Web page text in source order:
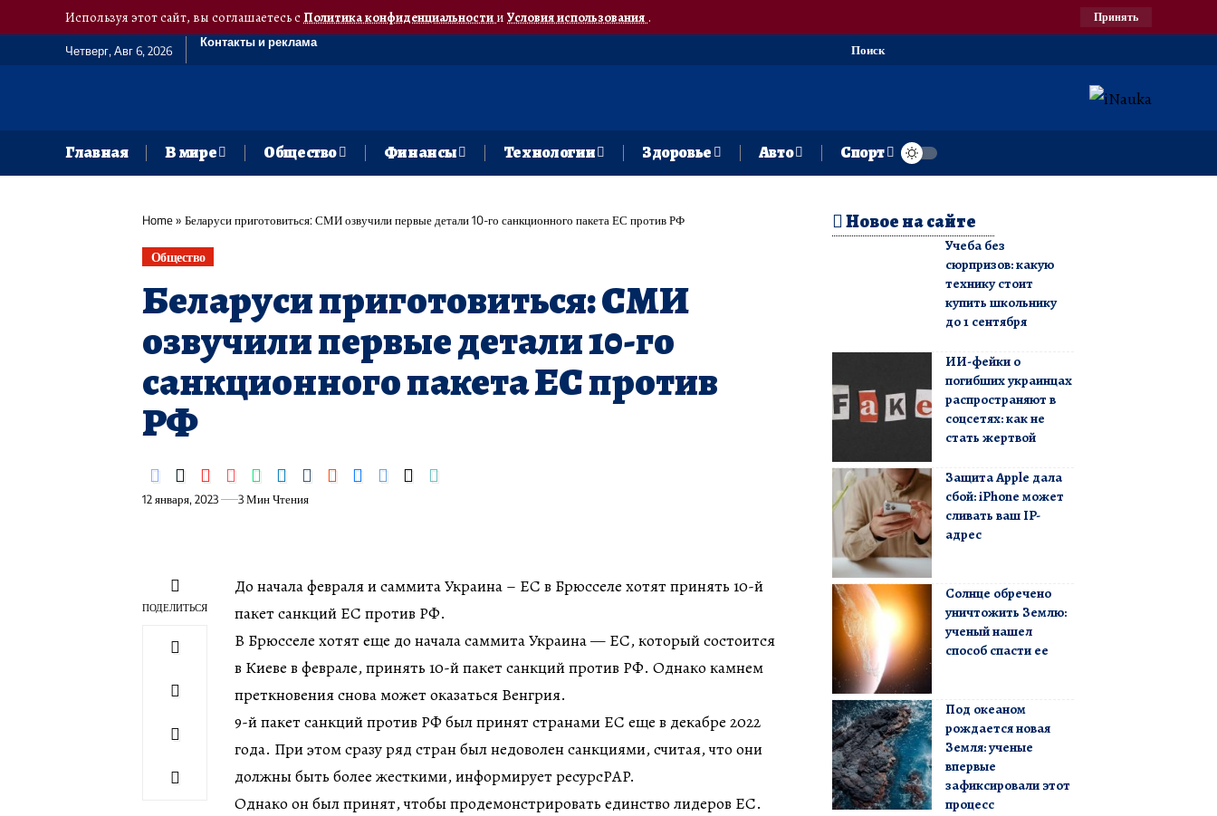
Используя этот сайт, вы соглашаетесь сПолитика конфиденциальностии Условия использования. Принять
Четверг, Авг 6, 2026
Контакты и реклама
Поиск
Главная В мире Общество Финансы Технологии Здоровье Авто Спорт
Home» ​Беларуси приготовиться: СМИ озвучили первые детали 10-го санкционного пакета ЕС против РФ
Общество
​Беларуси приготовиться: СМИ
озвучили первые детали 10-го
санкционного пакета ЕС против
РФ
12 января, 2023 3 Мин Чтения
ПОДЕЛИТЬСЯ
До начала февраля и саммита Украина – ЕС в Брюсселе хотят принять 10-й
пакет санкций ЕС против РФ.
В Брюсселе хотят еще до начала саммита Украина — ЕС, который состоится
в Киеве в феврале, принять 10-й пакет санкций против РФ. Однако камнем
преткновения снова может оказаться Венгрия.
9-й пакет санкций против РФ был принят странами ЕС еще в декабре 2022
года. При этом сразу ряд стран был недоволен санкциями, считая, что они
должны быть более жесткими, информирует ресурсPAP.
Однако он был принят, чтобы продемонстрировать единство лидеров ЕС.
Новое на сайте
Учеба без
сюрпризов: какую
технику стоит
купить школьнику
до 1 сентября
ИИ-фейки о
погибших украинцах
распространяют в
соцсетях: как не
стать жертвой
Защита Apple дала
сбой: iPhone может
сливать ваш IP-
адрес
Солнце обречено
уничтожить Землю:
ученый нашел
способ спасти ее
Под океаном
рождается новая
Земля: ученые
впервые
зафиксировали этот
процесс